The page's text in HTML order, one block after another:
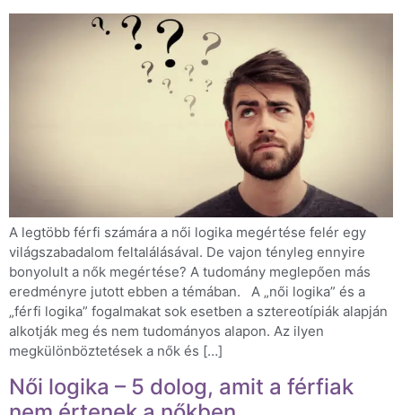
A legtöbb férfi számára a női logika megértése felér egy
világszabadalom feltalálásával. De vajon tényleg ennyire
bonyolult a nők megértése? A tudomány meglepően más
eredményre jutott ebben a témában. A „női logika” és a
„férfi logika” fogalmakat sok esetben a sztereotípiák alapján
alkotják meg és nem tudományos alapon. Az ilyen
megkülönböztetések a nők és […]
Női logika – 5 dolog, amit a férfiak